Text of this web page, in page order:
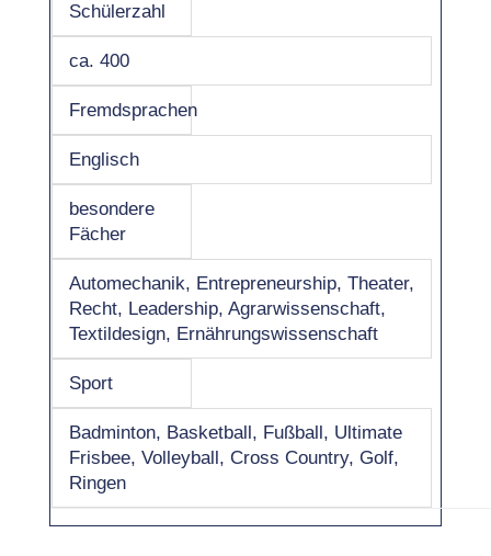
Schülerzahl
ca. 400
Fremdsprachen
Englisch
besondere
Fächer
Automechanik, Entrepreneurship, Theater,
Recht, Leadership, Agrarwissenschaft,
Textildesign, Ernährungswissenschaft
Sport
Badminton, Basketball, Fußball, Ultimate
Frisbee, Volleyball, Cross Country, Golf,
Ringen